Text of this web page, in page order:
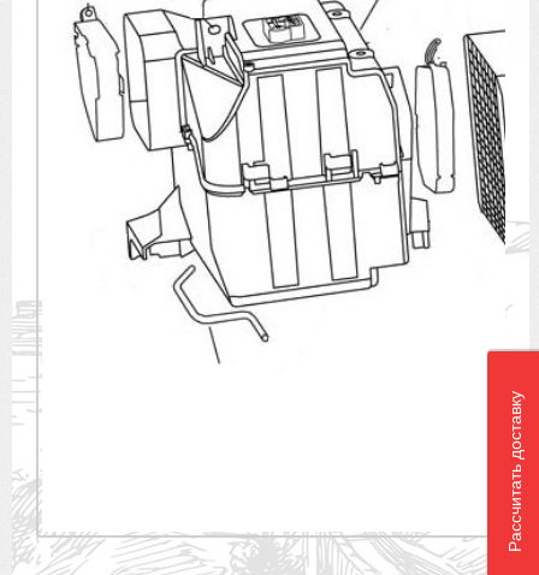
Рассчитать доставку